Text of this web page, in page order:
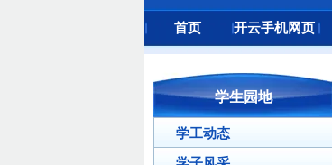
学生园地
学工动态
首页 开云手机网页